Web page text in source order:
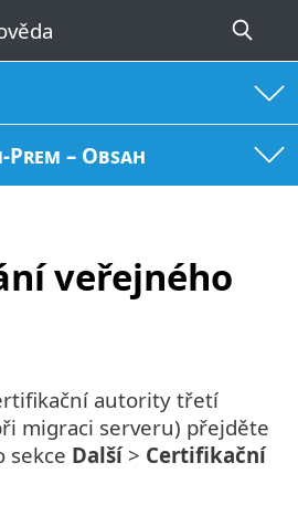
Prem – Obsah
veřejného
autority třetí
migraci serveru) přejděte
sekce Další> Certifikační